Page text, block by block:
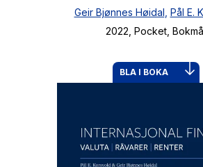
One piece
Fury Bound - Sable Sorensen
Hypopressiv trening
Geir Bjønnes Høidal Pål E.
2022 , Pocket ,
BLA I BOKA